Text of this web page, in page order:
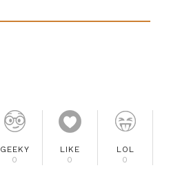
GEEKY
0
LIKE
0
LOL
0